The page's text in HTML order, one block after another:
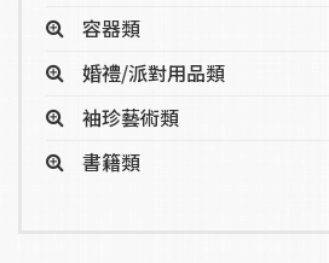
容器類
婚禮/派對用品類
袖珍藝術類
書籍類